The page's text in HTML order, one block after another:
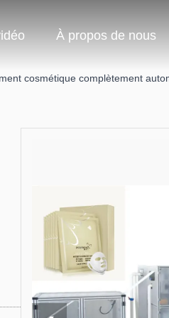
À propos de nous
cosmétique complètement